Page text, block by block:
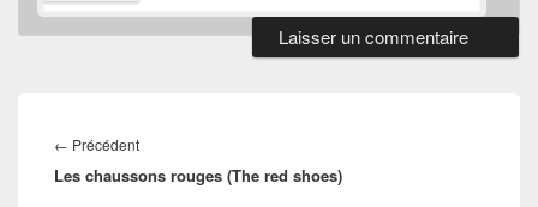
de
l’article
← PrécédentArticle
précédent :
Les chaussons rouges (The red shoes)